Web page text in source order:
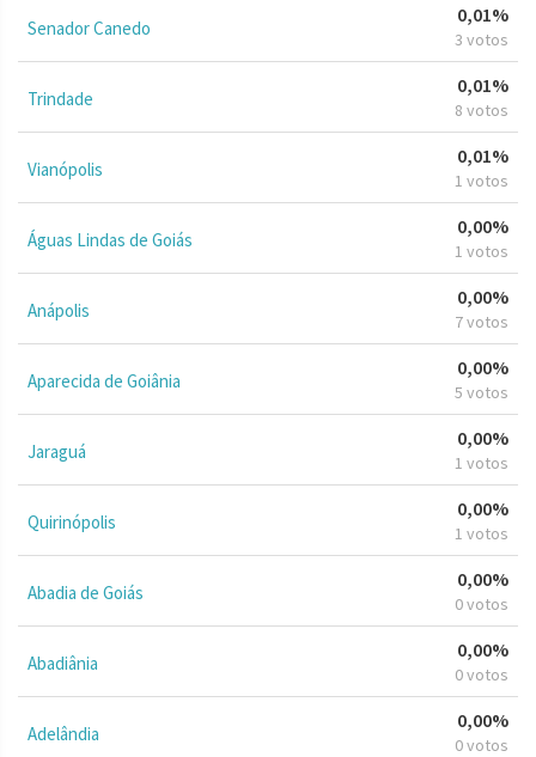
Senador Canedo
0,01%
3 votos
Trindade
0,01%
8 votos
Vianópolis
0,01%
1 votos
Águas Lindas de Goiás
0,00%
1 votos
Anápolis
0,00%
7 votos
Aparecida de Goiânia
0,00%
5 votos
Jaraguá
0,00%
1 votos
Quirinópolis
0,00%
1 votos
Abadia de Goiás
0,00%
0 votos
Abadiânia
0,00%
0 votos
Adelândia
0,00%
0 votos